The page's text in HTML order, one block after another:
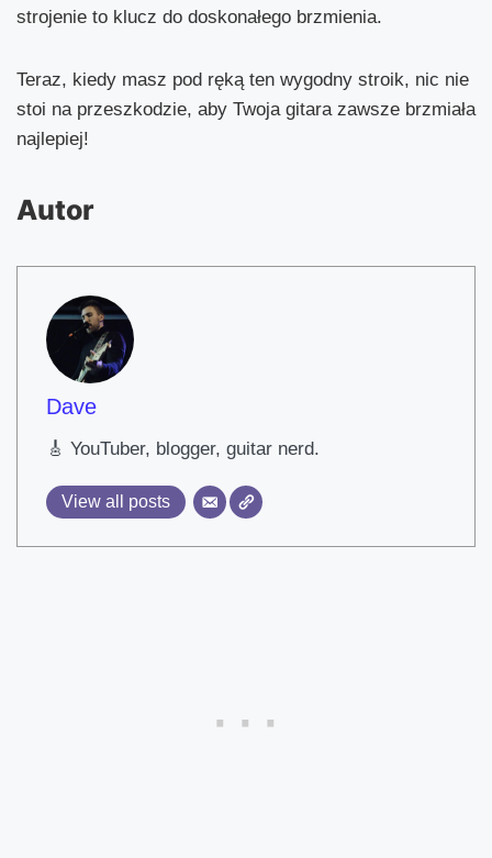
strojenie to klucz do doskonałego brzmienia.
Teraz, kiedy masz pod ręką ten wygodny stroik, nic nie
stoi na przeszkodzie, aby Twoja gitara zawsze brzmiała
najlepiej!
Autor
Dave
🎸 YouTuber, blogger, guitar nerd.
View all posts